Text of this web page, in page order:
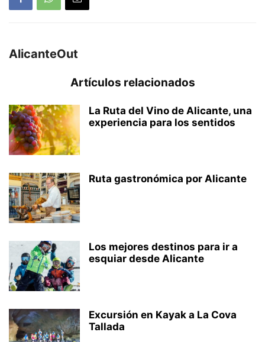
AlicanteOut
Artículos relacionados
La Ruta del Vino de Alicante, una
experiencia para los sentidos
Ruta gastronómica por Alicante
Los mejores destinos para ir a
esquiar desde Alicante
Excursión en Kayak a La Cova
Tallada